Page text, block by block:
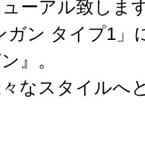
ーアル致しま
ガン タイプ1」
』。
なスタイルへ